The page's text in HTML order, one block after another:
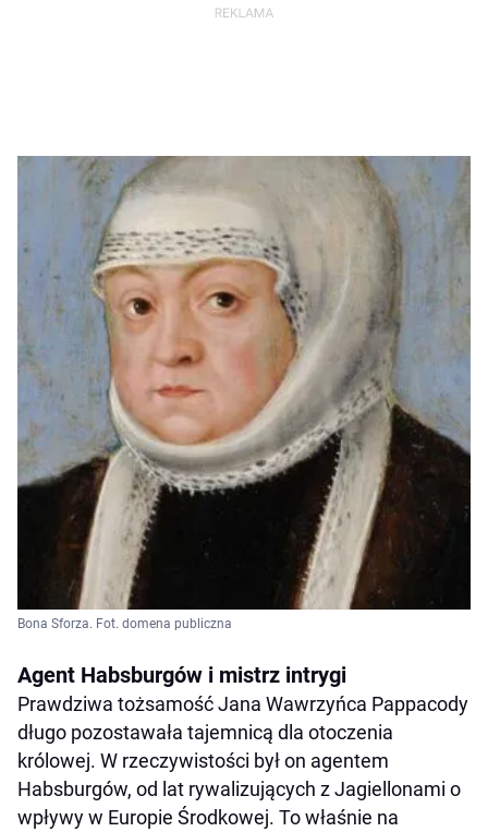
Bona Sforza. Fot. domena publiczna
Agent Habsburgów i mistrz intrygi
Prawdziwa tożsamość Jana Wawrzyńca Pappacody
długo pozostawała tajemnicą dla otoczenia
królowej. W rzeczywistości był on agentem
Habsburgów, od lat rywalizujących z Jagiellonami o
wpływy w Europie Środkowej. To właśnie na